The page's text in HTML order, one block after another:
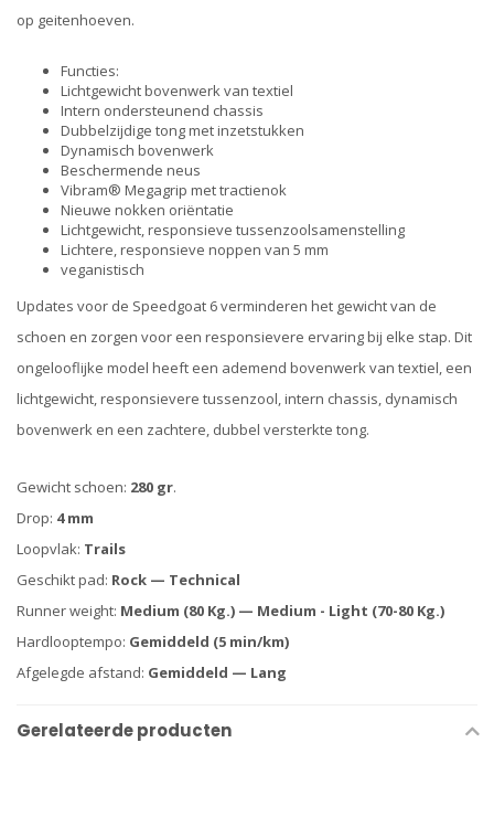
op geitenhoeven.
Functies:
Lichtgewicht bovenwerk van textiel
Intern ondersteunend chassis
Dubbelzijdige tong met inzetstukken
Dynamisch bovenwerk
Beschermende neus
Vibram® Megagrip met tractienok
Nieuwe nokken oriëntatie
Lichtgewicht, responsieve tussenzoolsamenstelling
Lichtere, responsieve noppen van 5 mm
veganistisch
Updates voor de Speedgoat 6 verminderen het gewicht van de
schoen en zorgen voor een responsievere ervaring bij elke stap. Dit
ongelooflijke model heeft een ademend bovenwerk van textiel, een
lichtgewicht, responsievere tussenzool, intern chassis, dynamisch
bovenwerk en een zachtere, dubbel versterkte tong.
Gewicht schoen: 280 gr.
Drop: 4 mm
Loopvlak: Trails
Geschikt pad: Rock — Technical
Runner weight: Medium (80 Kg.) — Medium - Light (70-80 Kg.)
Hardlooptempo: Gemiddeld (5 min/km)
Afgelegde afstand: Gemiddeld — Lang
Gerelateerde producten